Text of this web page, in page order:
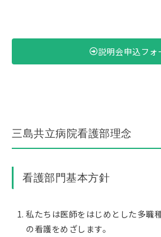
説明会申込フォ
三島共立病院看護部理念
看護部門基本方針
私たちは医師をはじめとした多職
の看護をめざします。